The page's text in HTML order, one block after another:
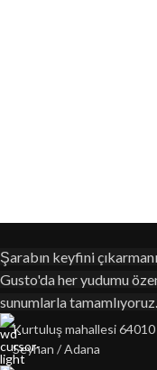
Şarabın keyfini
Gusto'da her yudumu
sunumlarla tamamlıyoruz.
Kurtuluş mahallesi 64010
Seyhan / Adana